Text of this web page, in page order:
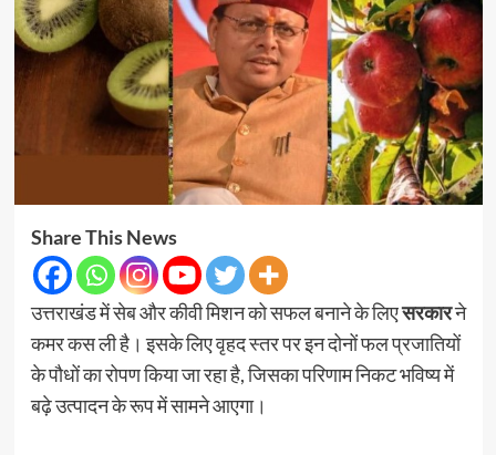
Share This News
उत्तराखंड में सेब और कीवी मिशन को सफल बनाने के लिएसरकारने
कमर कस ली है। इसके लिए वृहद स्तर पर इन दोनों फल प्रजातियों
के पौधों का रोपण किया जा रहा है, जिसका परिणाम निकट भविष्य में
बढ़े उत्पादन के रूप में सामने आएगा।